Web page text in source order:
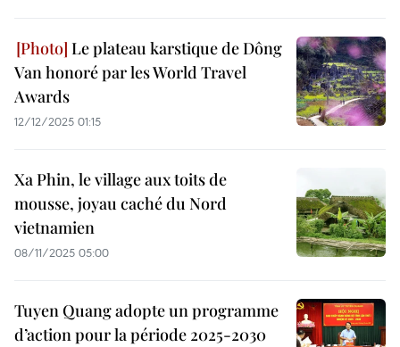
Le plateau karstique de Dông
Van honoré par les World Travel
Awards
12/12/2025 01:15
Xa Phin, le village aux toits de
mousse, joyau caché du Nord
vietnamien
08/11/2025 05:00
Tuyen Quang adopte un programme
d’action pour la période 2025-2030